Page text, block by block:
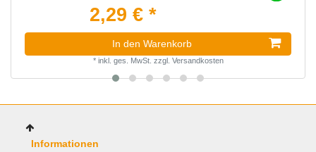
2,29 € *
In den Warenkorb
* inkl. ges. MwSt. zzgl. Versandkosten
Informationen